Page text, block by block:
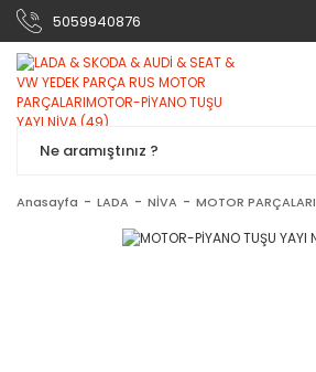
5059940876
Anasayfa LADA NİVA MOTOR PARÇALARI